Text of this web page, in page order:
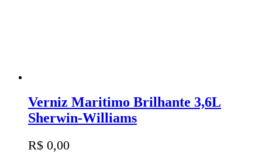
Verniz Maritimo Brilhante 3,6L
Sherwin-Williams
R$ 0,00